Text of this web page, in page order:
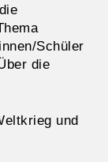
Schüler
die
und